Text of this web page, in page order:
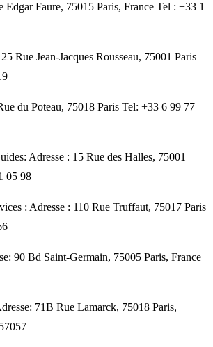
Edgar Faure, 75015 Paris, France Tel : +33 1
Rue Jean-Jacques Rousseau, 75001 Paris
du Poteau, 75018 Paris Tel: +33 6 99 77
Adresse : 15 Rue des Halles, 75001
05 98
: Adresse : 110 Rue Truffaut, 75017 Paris
90 Bd Saint-Germain, 75005 Paris, France
71B Rue Lamarck, 75018 Paris,